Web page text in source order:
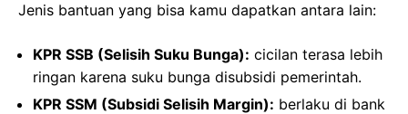
Jenis bantuan yang bisa kamu dapatkan antara lain:
KPR SSB (Selisih Suku Bunga): cicilan terasa lebih
ringan karena suku bunga disubsidi pemerintah.
KPR SSM (Subsidi Selisih Margin): berlaku di bank